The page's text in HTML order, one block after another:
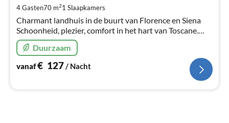
4 Gasten70 m21 Slaapkamers
Charmant landhuis in de buurt van Florence en Siena
Schoonheid, plezier, comfort in het hart van Toscane.
Ontspanningsruimte uitgerust met minizwembad voor
exclusief gebruik.
Duurzaam
vanaf€ 127/ Nacht